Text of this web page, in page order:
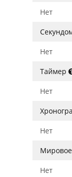
Нет
Нет
Таймер
Нет
Нет
Нет